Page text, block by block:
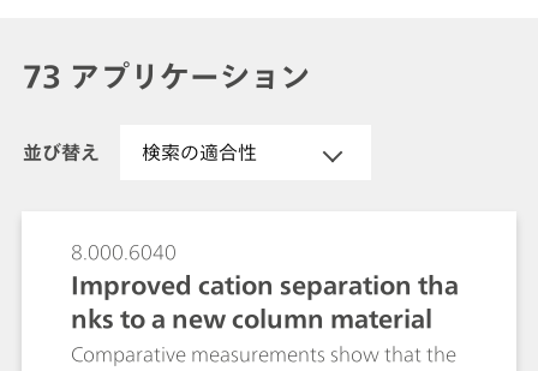
73 アプリケーション
並び替え 検索の適合性
8.000.6040
Improved cation separation tha
nks to a new column material
Comparative measurements show that the